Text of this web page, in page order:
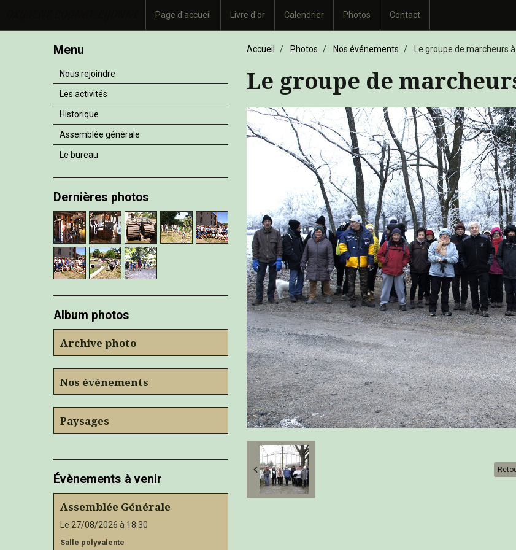
Page d'accueil Livre d'or Calendrier Photos Contact
Accueil Photos Nos événements Le groupe de marcheurs
Le groupe de
Menu
Nous rejoindre
Les activités
Historique
Assemblée générale
Le bureau
Dernières photos
Album photos
Archive photo
Nos événements
Paysages
Évènements à venir
Assemblée Générale
Le 27/08/2026 à 18:30
Salle polyvalente